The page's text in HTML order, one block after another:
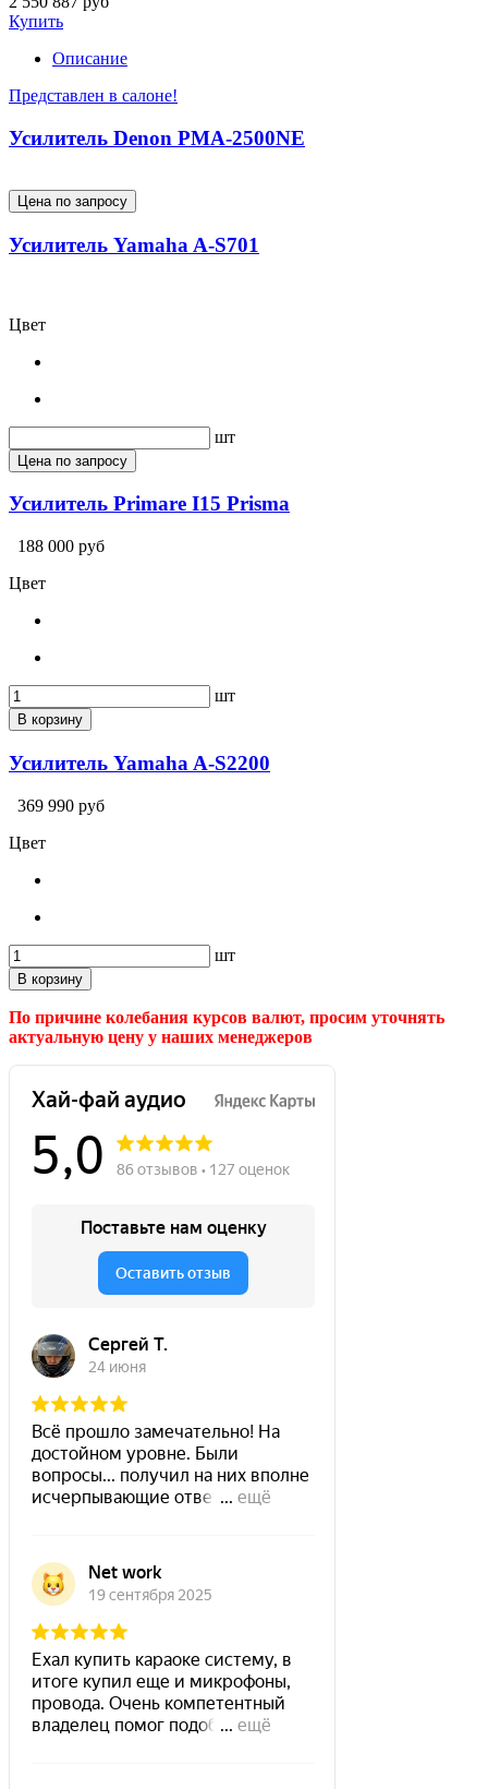
Купить
Описание
Представлен в салоне!
Усилитель Denon PMA-2500NE
Цена по запросу
Усилитель Yamaha A-S701
Цвет
шт
Цена по запросу
Усилитель Primare I15 Prisma
188 000 руб
Цвет
шт
В корзину
Усилитель Yamaha A-S2200
369 990 руб
Цвет
шт
В корзину
По причине колебания курсов валют, просим уточнять
актуальную цену у наших менеджеров